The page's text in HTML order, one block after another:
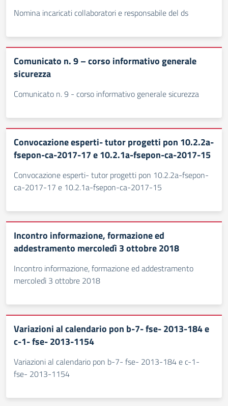
Nomina incaricati collaboratori e responsabile del ds
Comunicato n. 9 – corso informativo generale
sicurezza
Comunicato n. 9 - corso informativo generale sicurezza
Convocazione esperti- tutor progetti pon 10.2.2a-
fsepon-ca-2017-17 e 10.2.1a-fsepon-ca-2017-15
Convocazione esperti- tutor progetti pon 10.2.2a-fsepon-
ca-2017-17 e 10.2.1a-fsepon-ca-2017-15
Incontro informazione, formazione ed
addestramento mercoledì 3 ottobre 2018
Incontro informazione, formazione ed addestramento
mercoledì 3 ottobre 2018
Variazioni al calendario pon b-7- fse- 2013-184 e
c-1- fse- 2013-1154
Variazioni al calendario pon b-7- fse- 2013-184 e c-1-
fse- 2013-1154